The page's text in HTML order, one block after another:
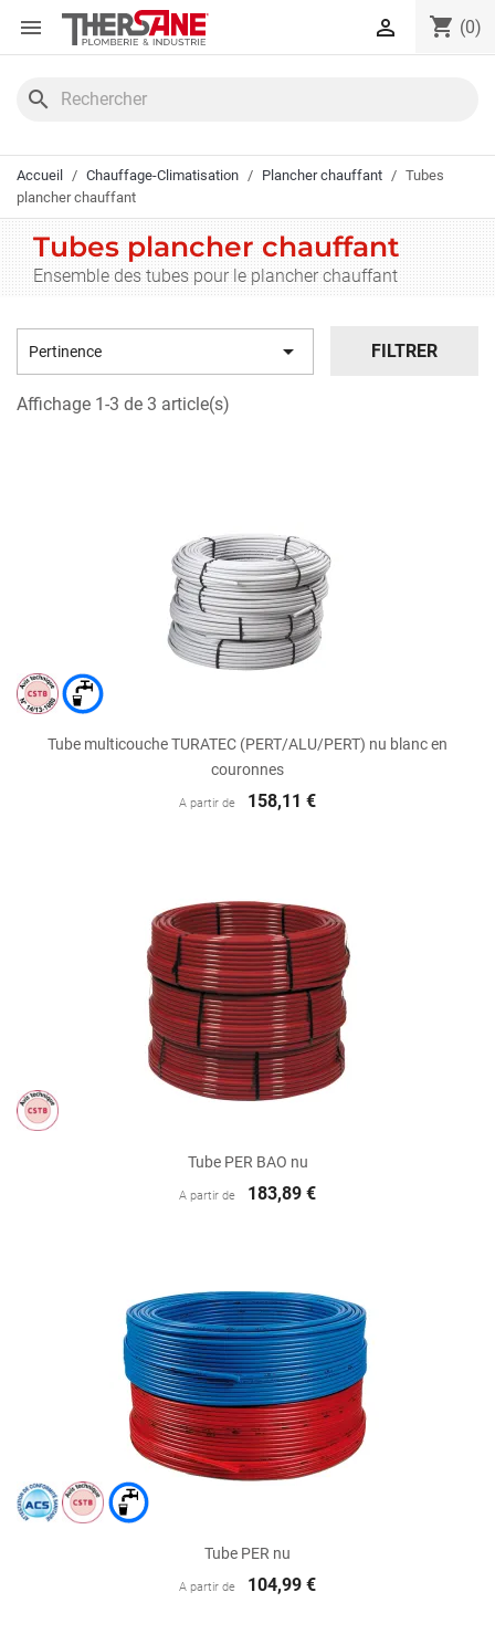
Panneau de gestion des cookies
 shopping_cart (0)

search
Accueil Chauffage-Climatisation Plancher chauffant
Tubes
plancher chauffant
Tubes plancher chauffant
Ensemble des tubes pour le plancher chauffant
Pertinence  FILTRER
Affichage 1-3 de 3 article(s)
Tube multicouche TURATEC (PERT/ALU/PERT) nu blanc en
couronnes
A partir de 158,11 €
Tube PER BAO nu
A partir de 183,89 €
Tube PER nu
A partir de 104,99 €